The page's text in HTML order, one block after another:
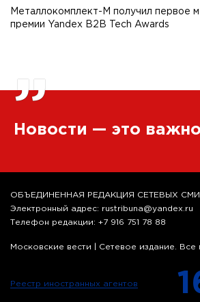
Металлокомплект-М получил первое
премии Yandex B2B Tech Awards
”
Новости — это
ОБЪЕДИНЕННАЯ РЕДАКЦИЯ СЕТЕВЫХ СМИ
Электронный адрес: rustribuna@yandex.ru
Телефон редакции: +7 916 751 78 88
Московские вести | Сетевое издание. Все
Реестр иностранных агентов